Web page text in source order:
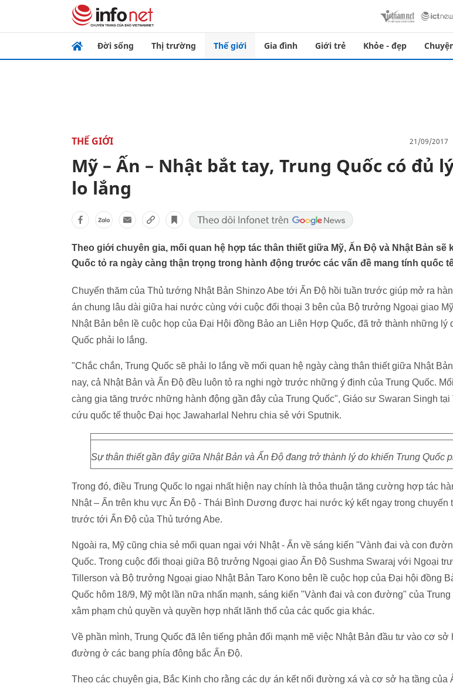
Đời sống Thị trường Thế giới Gia đình Giới trẻ Khỏe - đẹp
THẾ GIỚI 21/09/2017
Mỹ – Ấn – Nhật bắt tay, Trung Quốc có đủ
lo lắng
Theo giới chuyên gia, mối quan hệ hợp tác thân thiết giữa Mỹ, Ấn Độ và Nhật Bản sẽ
Quốc tỏ ra ngày càng thận trọng trong hành động trước các vấn đề mang tính quốc
Chuyến thăm của Thủ tướng Nhật Bản Shinzo Abe tới Ấn Độ hồi tuần trước giúp mở ra
án chung lâu dài giữa hai nước cùng với cuộc đối thoại 3 bên của Bộ trưởng Ngoại giao
Nhật Bản bên lề cuộc họp của Đại Hội đồng Bảo an Liên Hợp Quốc, đã trở thành những lý
Quốc phải lo lắng.
"Chắc chắn, Trung Quốc sẽ phải lo lắng về mối quan hệ ngày càng thân thiết giữa Nhật
nay, cả Nhật Bản và Ấn Độ đều luôn tỏ ra nghi ngờ trước những ý định của Trung Quốc.
càng gia tăng trước những hành động gần đây của Trung Quốc", Giáo sư Swaran Singh
cứu quốc tế thuộc Đại học Jawaharlal Nehru chia sẻ với Sputnik.
Sự thân thiết gần đây giữa Nhật Bản và Ấn Độ đang trở thành lý do khiến Trung Quốc
Trong đó, điều Trung Quốc lo ngại nhất hiện nay chính là thỏa thuận tăng cường hợp tác
Nhật – Ấn trên khu vực Ấn Độ - Thái Bình Dương được hai nước ký kết ngay trong chuyến
trước tới Ấn Độ của Thủ tướng Abe.
Ngoài ra, Mỹ cũng chia sẻ mối quan ngại với Nhật - Ấn về sáng kiến "Vành đai và con
Quốc. Trong cuộc đối thoại giữa Bộ trưởng Ngoại giao Ấn Độ Sushma Swaraj với Ngoại
Tillerson và Bộ trưởng Ngoại giao Nhật Bản Taro Kono bên lề cuộc họp của Đại hội đồng
Quốc hôm 18/9, Mỹ một lần nữa nhấn mạnh, sáng kiến "Vành đai và con đường" của Trung
xâm phạm chủ quyền và quyền hợp nhất lãnh thổ của các quốc gia khác.
Về phần mình, Trung Quốc đã lên tiếng phản đối mạnh mẽ việc Nhật Bản đầu tư vào cơ sở
đường ở các bang phía đông bắc Ấn Độ.
Theo các chuyên gia, Bắc Kinh cho rằng các dự án kết nối đường xá và cơ sở hạ tầng của